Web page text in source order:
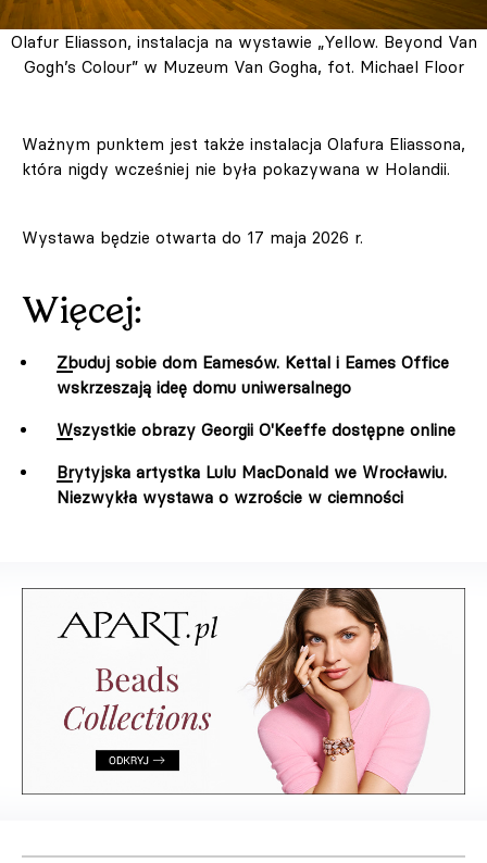
Olafur Eliasson, instalacja na wystawie „Yellow. Beyond Van
Gogh’s Colour” w Muzeum Van Gogha, fot. Michael Floor
Ważnym punktem jest także instalacja Olafura Eliassona,
która nigdy wcześniej nie była pokazywana w Holandii.
Wystawa będzie otwarta do 17 maja 2026 r.
Więcej:
Zbuduj sobie dom Eamesów. Kettal i Eames Office
wskrzeszają ideę domu uniwersalnego
Wszystkie obrazy Georgii O'Keeffe dostępne online
Brytyjska artystka Lulu MacDonald we Wrocławiu.
Niezwykła wystawa o wzroście w ciemności